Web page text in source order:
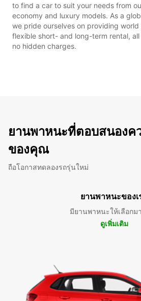
to find a car to suit your needs from
economy and luxury models. As a
we pride ourselves on providing
flexible short- and long-term rental,
no hidden charges.
ยานพาหนะที่ตอบสนองค
ของคุณ
ถือโอกาสทดลองรถรุ่นใหม่
ยานพาหนะของเ
มียานพาหนะให้เลือกม
ดูเพิ่มเติม